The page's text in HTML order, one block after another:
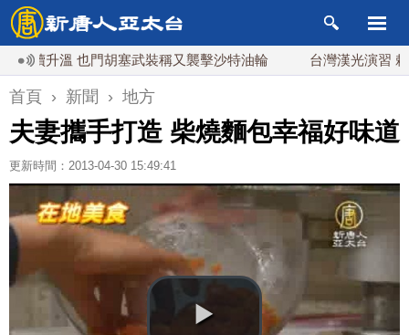
溫 也門胡塞武裝稱又襲擊沙特油輪 台灣漢光演習 賴清德
首頁 › 新聞 › 地方
夫妻攜手打造 柴燒麵包幸福好味道
更新時間：2013-04-30 15:49:41